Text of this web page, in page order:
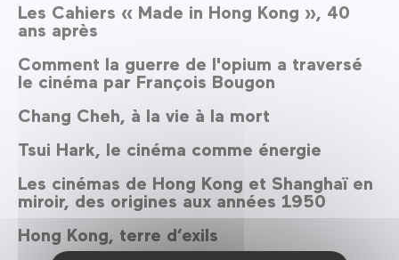
Les Cahiers « Made in Hong Kong », 40
ans après
Comment la guerre de l'opium a traversé
le cinéma par François Bougon
Chang Cheh, à la vie à la mort
Tsui Hark, le cinéma comme énergie
Les cinémas de Hong Kong et Shanghaï en
miroir, des origines aux années 1950
Hong Kong, terre d’exils